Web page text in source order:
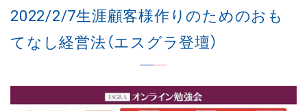
2022/2/7生涯顧客様作りのためのおも
てなし経営法（エスグラ登壇）